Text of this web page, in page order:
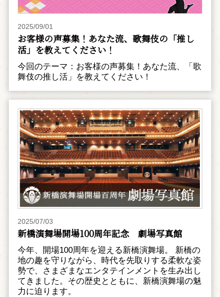
2025/09/01
お客様の声募集！あなた流、歌舞伎の「推し
活」を教えてください！
今回のテーマ：お客様の声募集！あなた流、「歌
舞伎の推し活」を教えてください！
2025/07/03
新橋演舞場開場100周年記念 劇場写真館
今年、開場100周年を迎える新橋演舞場。 新橋の
地の趣を守りながら、時代を先取りする柔軟な姿
勢で、さまざまなエンタテインメントを生み出し
てきました。その歴史とともに、新橋演舞場の魅
力に迫ります。